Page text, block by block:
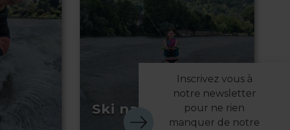
Ski nautique
Inscrivez vous à
notre newsletter
pour ne rien
manquer de notre